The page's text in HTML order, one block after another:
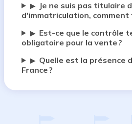
▶
Je ne suis pas titulaire
d'immatriculation, comment
▶ Est-ce que le contrôle
obligatoire pour la vente ?
▶ Quelle est la présence
France ?